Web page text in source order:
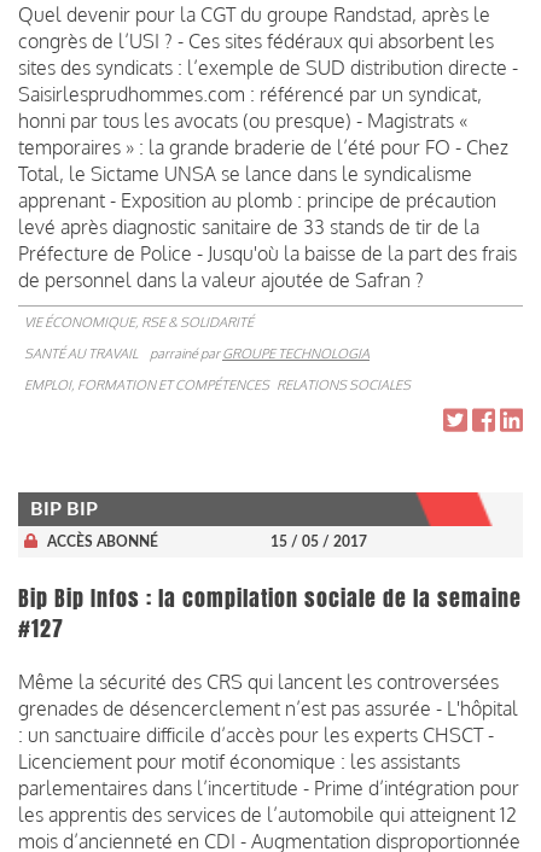
Quel devenir pour la CGT du groupe Randstad, après le
congrès de l’USI ? - Ces sites fédéraux qui absorbent les
sites des syndicats : l’exemple de SUD distribution directe -
Saisirlesprudhommes.com : référencé par un syndicat,
honni par tous les avocats (ou presque) - Magistrats «
temporaires » : la grande braderie de l’été pour FO - Chez
Total, le Sictame UNSA se lance dans le syndicalisme
apprenant - Exposition au plomb : principe de précaution
levé après diagnostic sanitaire de 33 stands de tir de la
Préfecture de Police - Jusqu'où la baisse de la part des frais
de personnel dans la valeur ajoutée de Safran ?
VIE ÉCONOMIQUE, RSE & SOLIDARITÉ
SANTÉ AU TRAVAIL
parrainé parGROUPE TECHNOLOGIA
EMPLOI, FORMATION ET COMPÉTENCES RELATIONS SOCIALES
BIP BIP
ACCÈS ABONNÉ 15 / 05 / 2017
Bip Bip Infos : la compilation sociale de la semaine
#127
Même la sécurité des CRS qui lancent les controversées
grenades de désencerclement n’est pas assurée - L'hôpital
: un sanctuaire difficile d’accès pour les experts CHSCT -
Licenciement pour motif économique : les assistants
parlementaires dans l’incertitude - Prime d’intégration pour
les apprentis des services de l’automobile qui atteignent 12
mois d’ancienneté en CDI - Augmentation disproportionnée